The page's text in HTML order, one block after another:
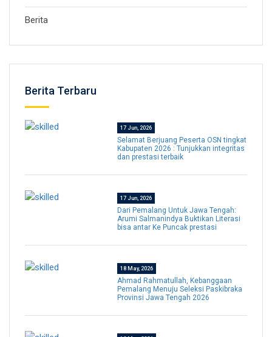
Berita
Berita Terbaru
17 Jun, 2026
Selamat Berjuang Peserta OSN tingkat
Kabupaten 2026 : Tunjukkan integritas
dan prestasi terbaik
17 Jun, 2026
Dari Pemalang Untuk Jawa Tengah:
Arumi Salmanindya Buktikan Literasi
bisa antar Ke Puncak prestasi
18 May, 2026
Ahmad Rahmatullah, Kebanggaan
Pemalang Menuju Seleksi Paskibraka
Provinsi Jawa Tengah 2026